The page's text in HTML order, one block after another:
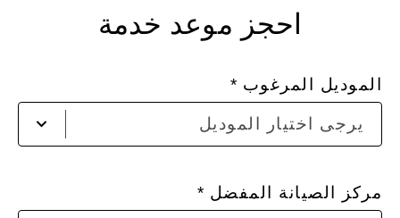
احجز موعد خدمة
الموديل المرغوب
يرجى اختيار الموديل
مركز الصيانة المفضل